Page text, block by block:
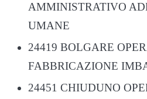
AMMINISTRATIVO
UMANE
24419 BOLGARE
FABBRICAZIONE
24451 CHIUDUNO